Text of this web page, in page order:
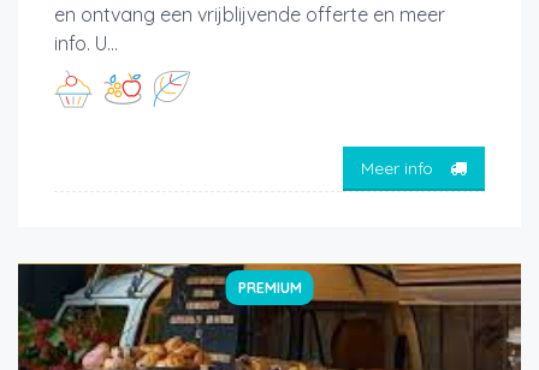
en ontvang een vrijblijvende offerte en meer
info. U...
Meer info
PREMIUM